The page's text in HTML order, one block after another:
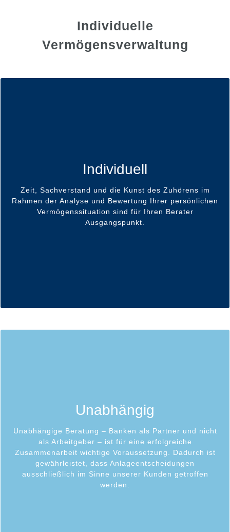
Individuelle
Vermögensverwaltung
Individuell
Zeit, Sachverstand und die Kunst des Zuhörens im
Rahmen der Analyse und Bewertung Ihrer persönlichen
Vermögenssituation sind für Ihren Berater
Ausgangspunkt.
langfristige, vertrauensvolle Zusammenarbeit mit Ihrem
Ihre Ansprüche stehen im Mittelpunkt unseres
Handelns, um Ihr Vertrauen kontinuierlich zu
rechtfertigen. Absolute Diskretion und regelmäßige
Unabhängig
Unabhängige Beratung – Banken als Partner und nicht
als Arbeitgeber – ist für eine erfolgreiche
Zusammenarbeit wichtige Voraussetzung. Dadurch ist
gewährleistet, dass Anlageentscheidungen
ausschließlich im Sinne unserer Kunden getroffen
werden.
Ihres Vermögens. Unser Bestreben ist es, unabhängig
von der Marktentwicklung für jeden Anlegertyp
ansprechende Ergebnisse zu erzielen.
Ihre Ansprüche stehen im Mittelpunkt unseres
Handelns, um Ihr Vertrauen kontinuierlich zu
rechtfertigen. Absolute Diskretion und regelmäßige
Ergebnisbesprechungen mit unseren Kunden sind